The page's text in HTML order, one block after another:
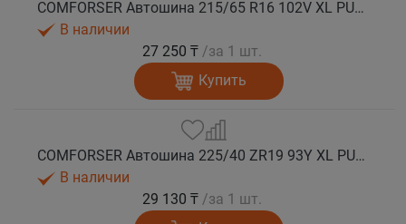
COMFORSER Автошина 215/65 R16 102V XL PURESPEED лето
В наличии
27 250 ₸ /за 1 шт.
Купить
COMFORSER Автошина 225/40 ZR19 93Y XL PURESPEED лето
В наличии
29 130 ₸ /за 1 шт.